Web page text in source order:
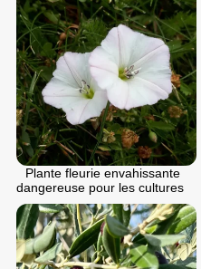
Plante fleurie envahissante
dangereuse pour les cultures